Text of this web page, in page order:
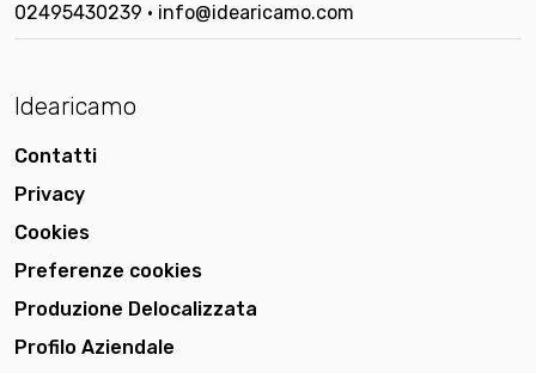
02495430239 • info@idearicamo.com
Idearicamo
Contatti
Privacy
Cookies
Preferenze cookies
Produzione Delocalizzata
Profilo Aziendale